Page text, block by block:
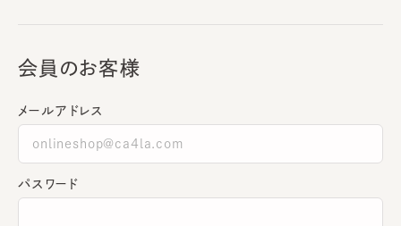
会員のお客様
メールアドレス
パスワード